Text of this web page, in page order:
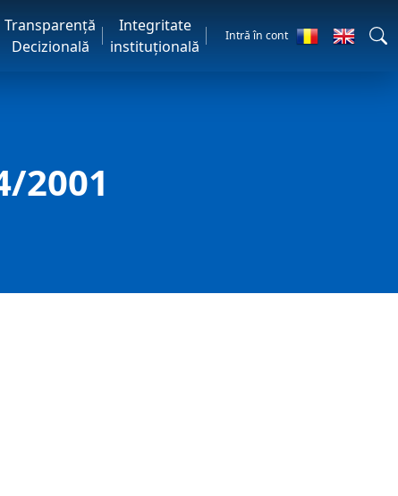
Transparență
Decizională
Integritate
instituțională
Intră în cont
2001